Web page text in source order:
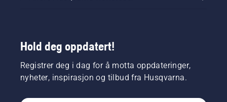
Hold deg oppdatert!
Registrer deg i dag for å motta oppdateringer,
nyheter, inspirasjon og tilbud fra Husqvarna.